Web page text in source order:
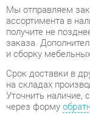
и сборку мебельных
Срок доставки в
на складах
Уточнить наличие,
через форму
В любой момент до
течение 7-ми дней
изменить выбор